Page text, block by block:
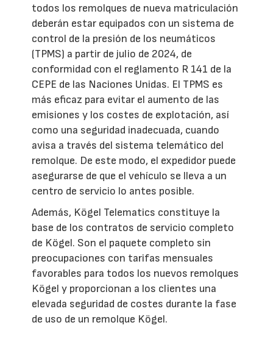
todos los remolques de nueva matriculación
deberán estar equipados con un sistema de
control de la presión de los neumáticos
(TPMS) a partir de julio de 2024, de
conformidad con el reglamento R 141 de la
CEPE de las Naciones Unidas. El TPMS es
más eficaz para evitar el aumento de las
emisiones y los costes de explotación, así
como una seguridad inadecuada, cuando
avisa a través del sistema telemático del
remolque. De este modo, el expedidor puede
asegurarse de que el vehículo se lleva a un
centro de servicio lo antes posible.
Además, Kögel Telematics constituye la
base de los contratos de servicio completo
de Kögel. Son el paquete completo sin
preocupaciones con tarifas mensuales
favorables para todos los nuevos remolques
Kögel y proporcionan a los clientes una
elevada seguridad de costes durante la fase
de uso de un remolque Kögel.